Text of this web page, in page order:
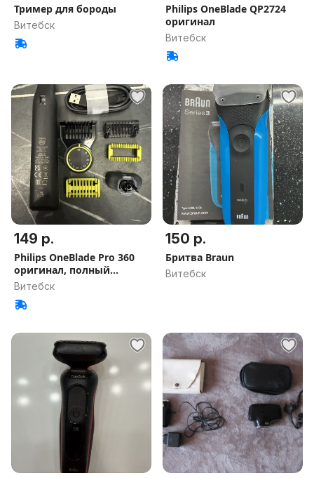
Тример для бороды
Витебск
Philips OneBlade QP2724
оригинал
Витебск
149 р.
Philips OneBlade Pro 360
оригинал, полный
комплект
Витебск
150 р.
Бритва Braun
Витебск